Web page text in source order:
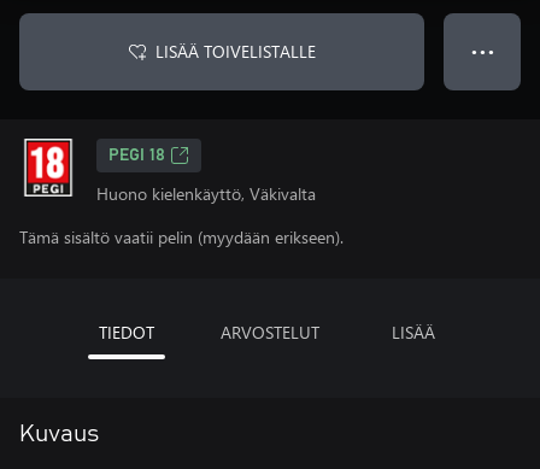
LISÄÄ TOIVELISTALLE ● ● ●
PEGI 18
Huono kielenkäyttö, Väkivalta
Tämä sisältö vaatii pelin (myydään erikseen).
TIEDOT ARVOSTELUT LISÄÄ
Kuvaus